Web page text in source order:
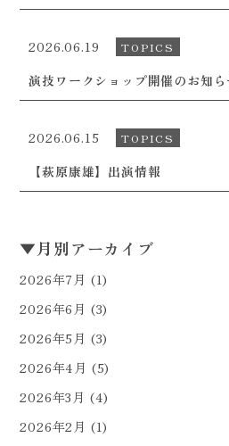
2026.06.19 TOPICS
演技ワークショップ開催のお知ら
2026.06.15 TOPICS
【萩原康雄】出演情報
▼月別アーカイブ
2026年7月 (1)
2026年6月 (3)
2026年5月 (3)
2026年4月 (5)
2026年3月 (4)
2026年2月 (1)